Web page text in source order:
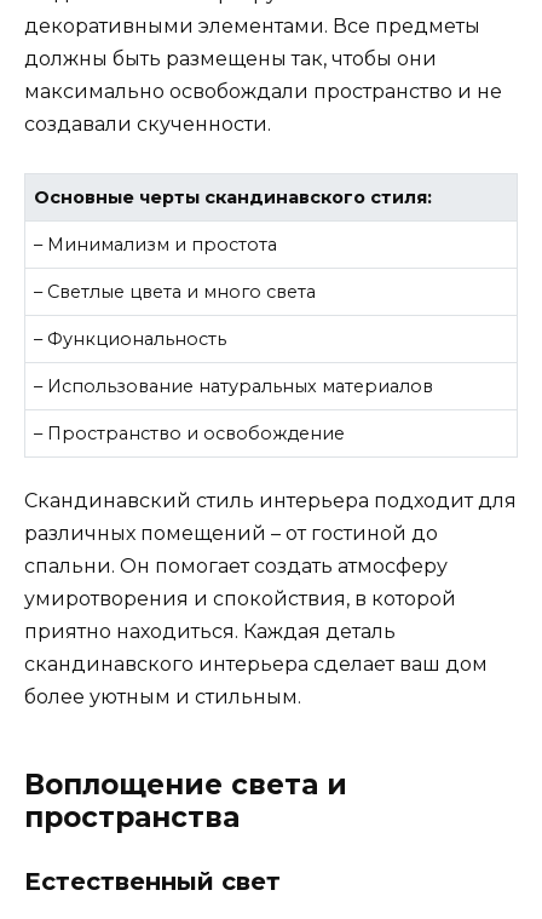
декоративными элементами. Все предметы
должны быть размещены так, чтобы они
максимально освобождали пространство и не
создавали скученности.
Основные черты скандинавского стиля:
– Минимализм и простота
– Светлые цвета и много света
– Функциональность
– Использование натуральных материалов
– Пространство и освобождение
Скандинавский стиль интерьера подходит для
различных помещений – от гостиной до
спальни. Он помогает создать атмосферу
умиротворения и спокойствия, в которой
приятно находиться. Каждая деталь
скандинавского интерьера сделает ваш дом
более уютным и стильным.
Воплощение света и
пространства
Естественный свет